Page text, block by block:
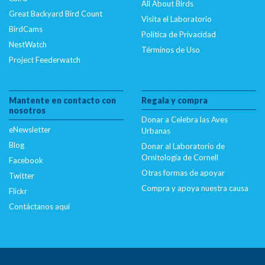
content/plugins/citsci-image/citsci-image.php
Deprecated
: Creation of dynamic property
CitSciImage::$caption is deprecated in
content/plugins/citsci-image/citsci-image.phpon
line40
Deprecated
: Creation of dynamic property
CitSciImage::$multi_credit is deprecated in
/nas/content/live/dcelebirds/wp-
content/plugins/citsci-image/citsci-image.phpon
line
/nas/content/live/dcelebirds/wp-
Great Backyard Bird Count
BirdCams
NestWatch
Project Feederwatch
All About Birds
Visita el Laboratorio
Política de Privacidad
Términos de Uso
Mantente en contacto con
nosotros
eNewsletter
Blog
Facebook
Twitter
Flickr
Contáctanos aquí
Regala y compra
Donar a Celebra las Aves
Urbanas
Donar al Laboratorio de
Ornitología de Cornell
Otras formas de apoyar
Compra y apoya nuestra causa